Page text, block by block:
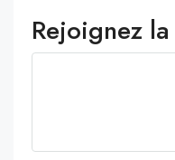
Rejoignez